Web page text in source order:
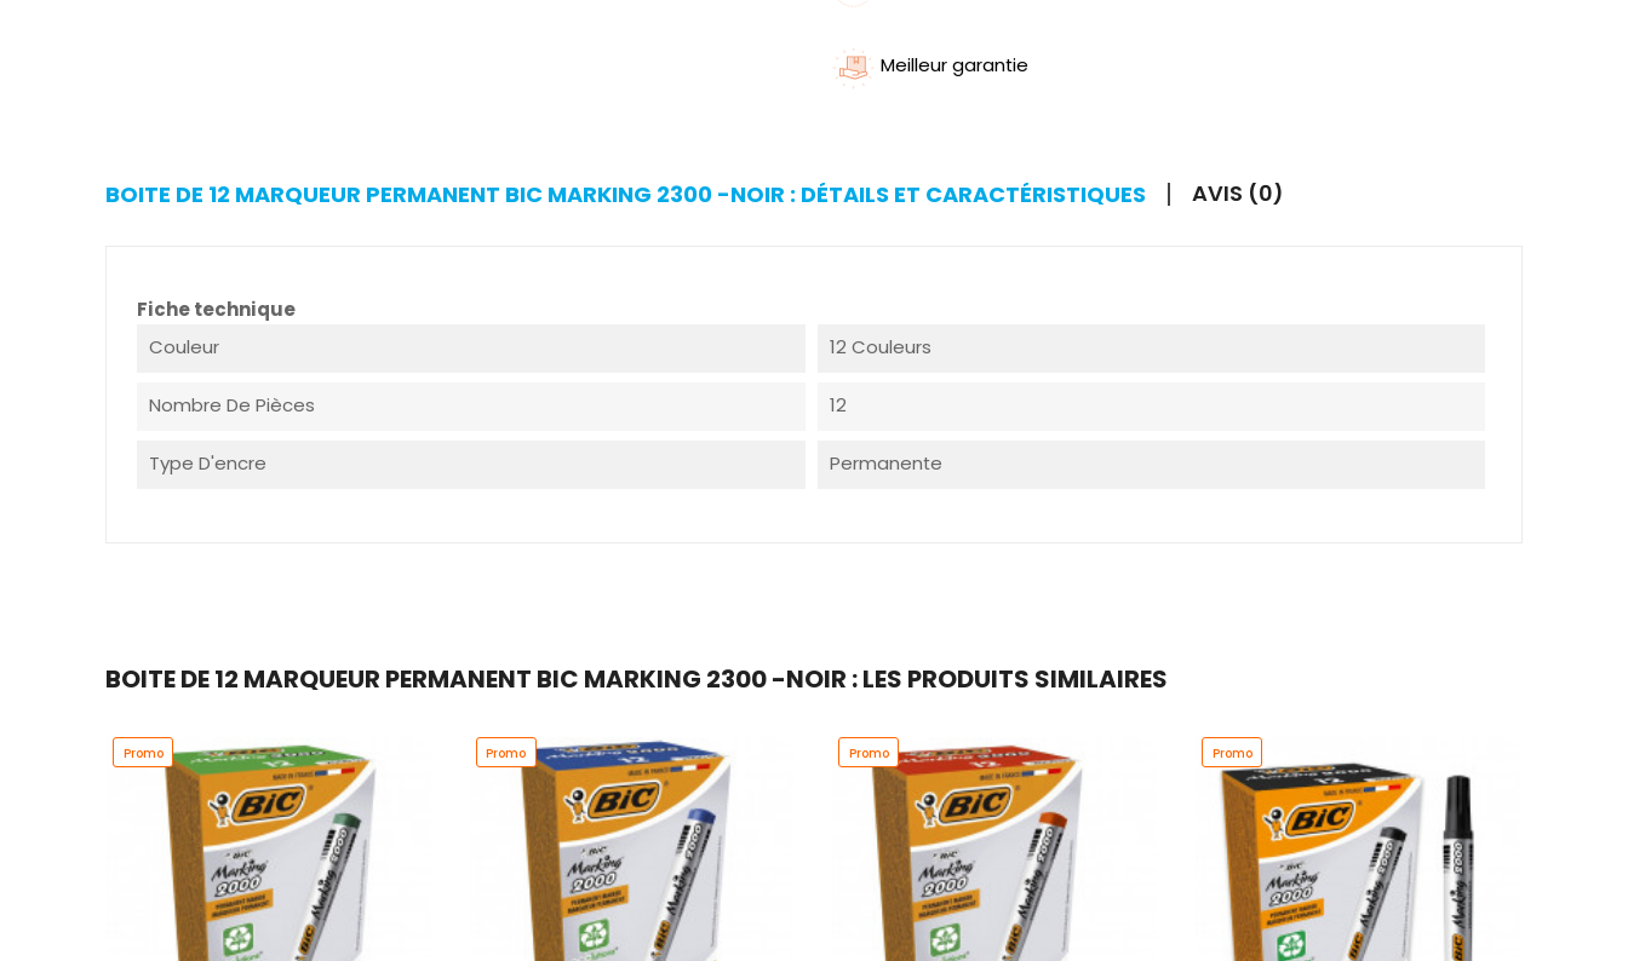
Meilleur garantie
BOITE DE 12 MARQUEUR PERMANENT BIC MARKING 2300 -NOIR : DÉTAILS ET CARACTÉRISTIQUES AVIS (0)
Fiche technique
Couleur
12 Couleurs
Nombre De Pièces 12
Type D'encre Permanente
BOITE DE 12 MARQUEUR PERMANENT BIC MARKING 2300 -NOIR : LES PRODUITS SIMILAIRES
Promo Promo Promo Promo